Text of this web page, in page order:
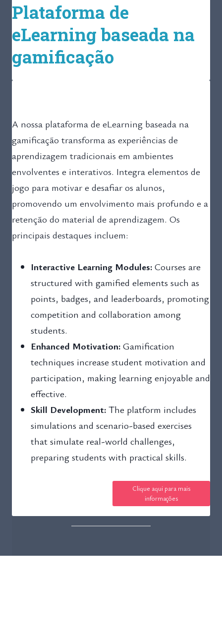
Plataforma de
eLearning baseada na
gamificação
A nossa plataforma de eLearning baseada na
gamificação transforma as experiências de
aprendizagem tradicionais em ambientes
envolventes e interativos. Integra elementos de
jogo para motivar e desafiar os alunos,
promovendo um envolvimento mais profundo e a
retenção do material de aprendizagem. Os
principais destaques incluem:
Interactive Learning Modules: Courses are
structured with gamified elements such as
points, badges, and leaderboards, promoting
competition and collaboration among
students.
Enhanced Motivation: Gamification
techniques increase student motivation and
participation, making learning enjoyable and
effective.
Skill Development: The platform includes
simulations and scenario-based exercises
that simulate real-world challenges,
preparing students with practical skills.
Clique aqui para mais
informações